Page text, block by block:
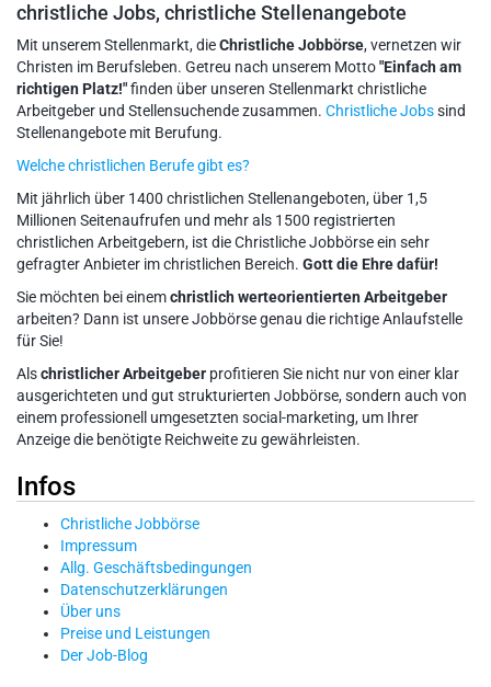
christliche Jobs, christliche Stellenangebote
Mit unserem Stellenmarkt, dieChristliche Jobbörse, vernetzen wir
Christen im Berufsleben. Getreu nach unserem Motto"Einfach am
richtigen Platz!"finden über unseren Stellenmarkt christliche
Arbeitgeber und Stellensuchende zusammen. Christliche Jobssind
Stellenangebote mit Berufung.
Welche christlichen Berufe gibt es?
Mit jährlich über 1400 christlichen Stellenangeboten, über 1,5
Millionen Seitenaufrufen und mehr als 1500 registrierten
christlichen Arbeitgebern, ist die Christliche Jobbörse ein sehr
gefragter Anbieter im christlichen Bereich. Gott die Ehre dafür!
Sie möchten bei einemchristlich werteorientierten Arbeitgeber
arbeiten? Dann ist unsere Jobbörse genau die richtige Anlaufstelle
für Sie!
Alschristlicher Arbeitgeber profitieren Sie nicht nur von einer klar
ausgerichteten und gut strukturierten Jobbörse, sondern auch von
einem professionell umgesetzten social-marketing, um Ihrer
Anzeige die benötigte Reichweite zu gewährleisten.
Infos
Christliche Jobbörse
Impressum
Allg. Geschäftsbedingungen
Datenschutzerklärungen
Über uns
Preise und Leistungen
Der Job-Blog